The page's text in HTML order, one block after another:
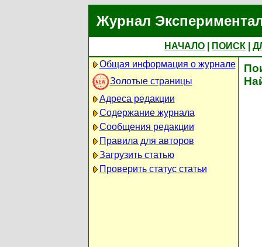
Журнал
НАЧАЛО ПОИСК
Общая информация о журнале
Золотые страницы
Адреса редакции
Содержание журнала
Сообщения редакции
Правила для авторов
Загрузить статью
Проверить статус статьи